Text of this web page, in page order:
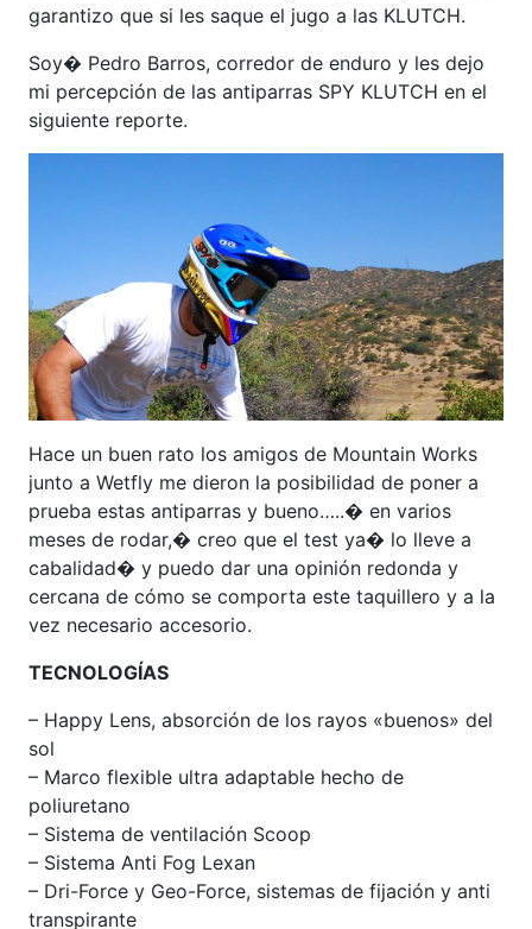
garantizo que si les saque el jugo a las KLUTCH.
Soy� Pedro Barros, corredor de enduro y les dejo
mi percepción de las antiparras SPY KLUTCH en el
siguiente reporte.
Hace un buen rato los amigos de Mountain Works
junto a Wetfly me dieron la posibilidad de poner a
prueba estas antiparras y bueno…..� en varios
meses de rodar,� creo que el test ya� lo lleve a
cabalidad� y puedo dar una opinión redonda y
cercana de cómo se comporta este taquillero y a la
vez necesario accesorio.
TECNOLOGÍAS
– Happy Lens, absorción de los rayos «buenos» del
sol
– Marco flexible ultra adaptable hecho de
poliuretano
– Sistema de ventilación Scoop
– Sistema Anti Fog Lexan
– Dri-Force y Geo-Force, sistemas de fijación y anti
transpirante